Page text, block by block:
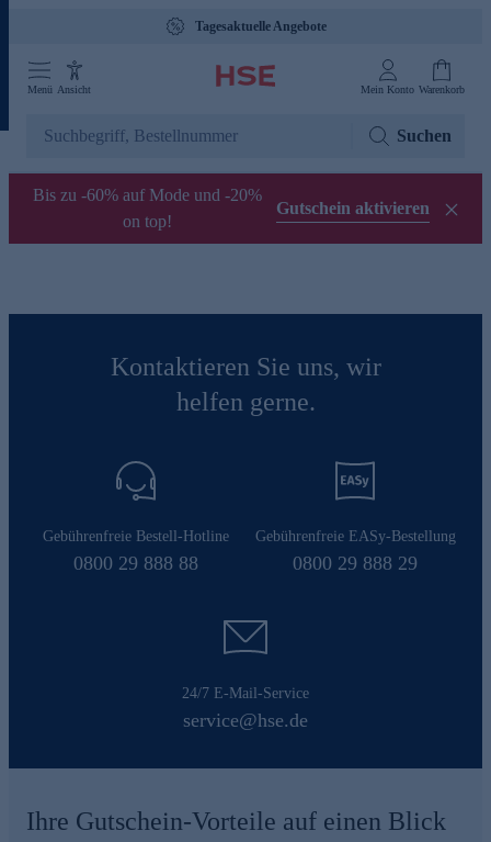
Tagesaktuelle Angebote
Menü Ansicht Mein Konto Warenkorb
Suchen
Bis zu -60% auf Mode und -20%
on top!
Gutschein aktivieren
Kontaktieren Sie uns, wir
helfen gerne.
Gebührenfreie Bestell-Hotline
0800 29 888 88
Gebührenfreie EASy-Bestellung
0800 29 888 29
24/7 E-Mail-Service
service@hse.de
Ihre Gutschein-Vorteile auf einen Blick